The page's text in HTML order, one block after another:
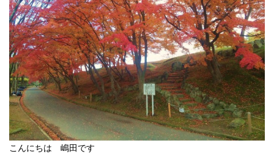
こんにちは 嶋田です